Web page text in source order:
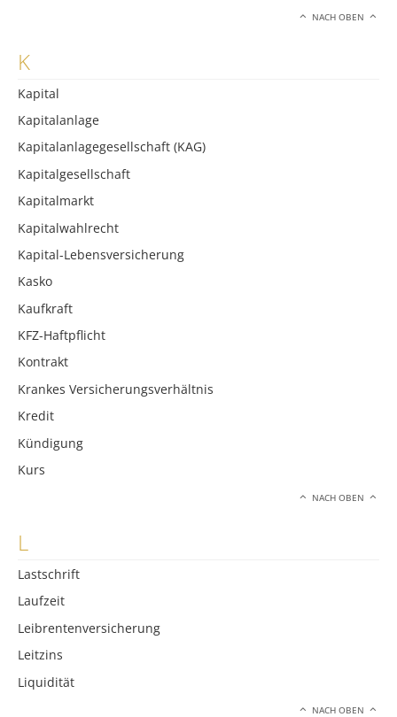
NACH OBEN
K
Kapital
Kapitalanlage
Kapitalanlagegesellschaft (KAG)
Kapitalgesellschaft
Kapitalmarkt
Kapitalwahlrecht
Kapital-Lebensversicherung
Kasko
Kaufkraft
KFZ-Haftpflicht
Kontrakt
Krankes Versicherungsverhältnis
Kredit
Kündigung
Kurs
NACH OBEN
L
Lastschrift
Laufzeit
Leibrentenversicherung
Leitzins
Liquidität
NACH OBEN